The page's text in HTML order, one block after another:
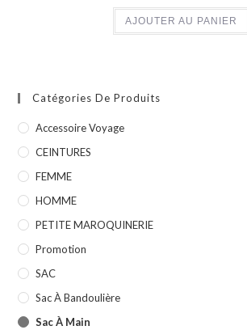
AJOUTER AU PANIER
Catégories De Produits
Accessoire Voyage
CEINTURES
FEMME
HOMME
PETITE MAROQUINERIE
Promotion
SAC
Sac À Bandoulière
Sac À Main